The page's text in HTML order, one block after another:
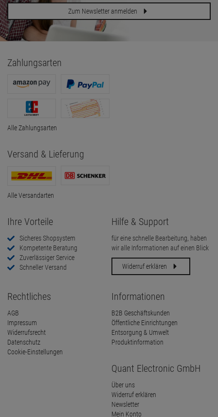
Zum Newsletter anmelden
Zahlungsarten
Alle Zahlungsarten
Versand & Lieferung
Alle Versandarten
Ihre Vorteile
Sicheres Shopsystem
Kompetente Beratung
Zuverlässiger Service
Schneller Versand
Hilfe & Support
für eine schnelle Bearbeitung, haben
wir alle Informationen auf einen Blick
Widerruf erklären
Rechtliches
AGB
Impressum
Widerrufsrecht
Datenschutz
Cookie-Einstellungen
Informationen
B2B Geschäftskunden
Öffentliche Einrichtungen
Entsorgung & Umwelt
Produktinformation
Quant Electronic GmbH
Über uns
Widerruf erklären
Newsletter
Mein Konto